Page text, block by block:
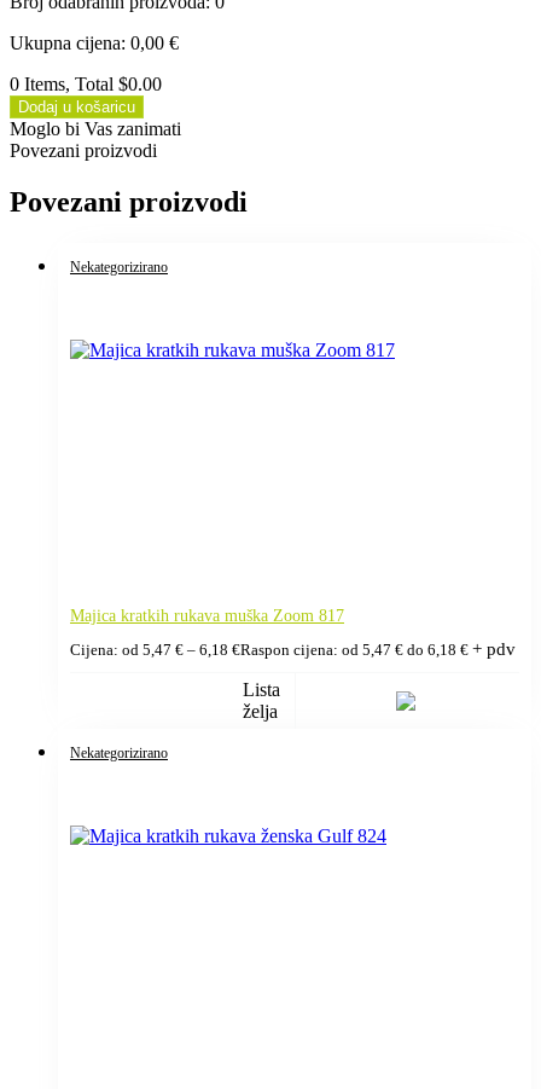
Ukupna cijena: 0,00 €
0 Items, Total $0.00
Dodaj u košaricu
Moglo bi Vas zanimati
Povezani proizvodi
Povezani proizvodi
Nekategorizirano
Majica kratkih rukava muška Zoom 817
Cijena: od 5,47 € – 6,18 €Raspon cijena: od 5,47 € do 6,18 € + pdv
Lista
želja
Nekategorizirano